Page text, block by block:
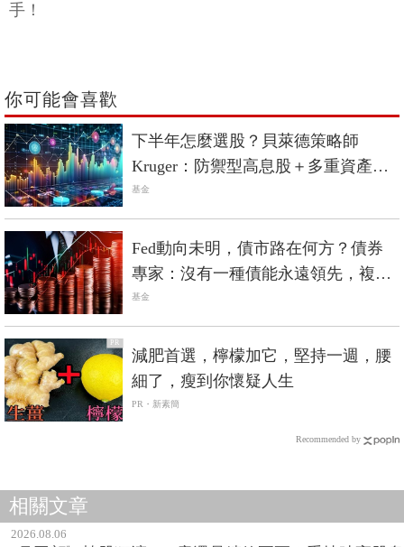
手！
你可能會喜歡
下半年怎麼選股？貝萊德策略師
Kruger：防禦型高息股＋多重資產入
息，進可攻退可守
基金
Fed動向未明，債市路在何方？債券
專家：沒有一種債能永遠領先，複合
債更穩！
基金
PR
減肥首選，檸檬加它，堅持一週，腰
細了，瘦到你懷疑人生
PR・新素簡
Recommended by
相關文章
2026.08.06